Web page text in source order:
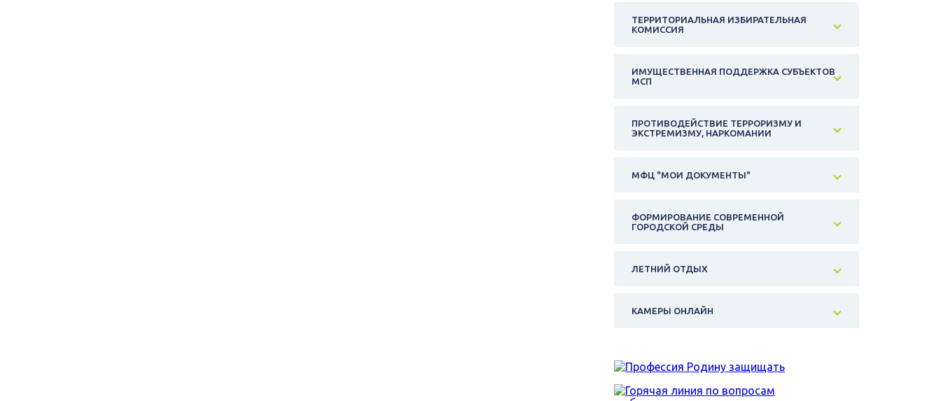
ТЕРРИТОРИАЛЬНАЯ ИЗБИРАТЕЛЬНАЯ
КОМИССИЯ
ИМУЩЕСТВЕННАЯ ПОДДЕРЖКА СУБЪЕКТОВ
МСП
ПРОТИВОДЕЙСТВИЕ ТЕРРОРИЗМУ И
ЭКСТРЕМИЗМУ, НАРКОМАНИИ
МФЦ "МОИ ДОКУМЕНТЫ"
ФОРМИРОВАНИЕ СОВРЕМЕННОЙ
ГОРОДСКОЙ СРЕДЫ
ЛЕТНИЙ ОТДЫХ
КАМЕРЫ ОНЛАЙН